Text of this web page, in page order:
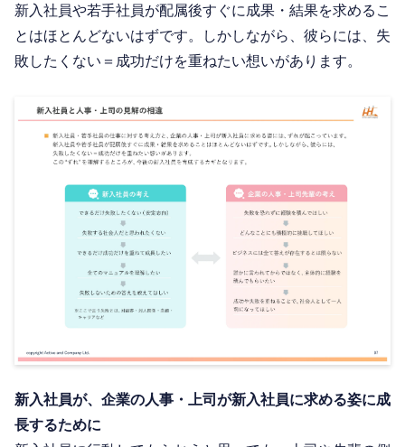
新入社員や若手社員が配属後すぐに成果・結果を求めるこ
とはほとんどないはずです。しかしながら、彼らには、失
敗したくない＝成功だけを重ねたい想いがあります。
新入社員が、企業の人事・上司が新入社員に求める姿に成
長するために